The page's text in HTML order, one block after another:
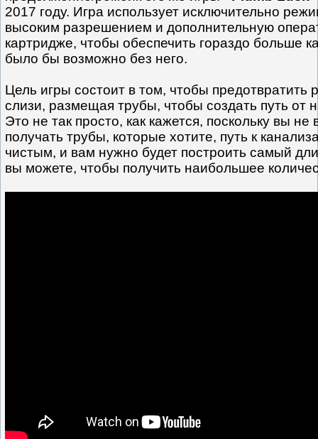
2017 году. Игра использует исключительно
высоким разрешением и дополнительную
картридже, чтобы обеспечить гораздо больше
было бы возможно без него.
Цель игры состоит в том, чтобы предотвратить
слизи, размещая трубы, чтобы создать путь от
Это не так просто, как кажется, поскольку вы не
получать трубы, которые хотите, путь к
чистым, и вам нужно будет построить самый
вы можете, чтобы получить наибольшее